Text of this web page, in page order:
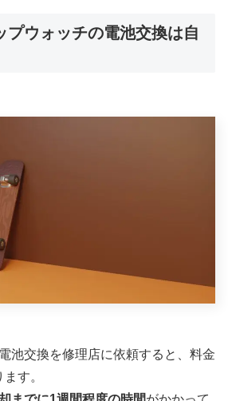
プウォッチの電池交換は自
池交換を修理店に依頼すると、料金
す。